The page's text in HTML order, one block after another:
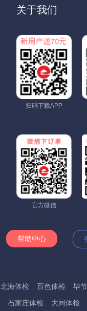
关于我们
扫码下载APP
官方微信
帮助中心
北海体检 百色体检 毕
石家庄体检 大同体检